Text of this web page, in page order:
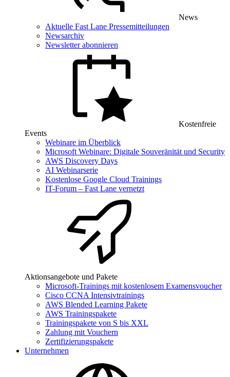
News
Aktuelle Fast Lane Pressemitteilungen
Newsarchiv
Newsletter abonnieren
Kostenfreie
Events
Webinare im Überblick
Microsoft Webinare: Digitale Souveränität und Security
AWS Discovery Days
AI Webinarserie
Kostenlose Google Cloud Trainings
IT-Forum – Fast Lane vernetzt
Aktionsangebote und Pakete
Microsoft-Trainings mit kostenlosem Examensvoucher
Cisco CCNA Intensivtrainings
AWS Blended Learning Pakete
AWS Trainingspakete
Trainingspakete von S bis XXL
Zahlung mit Vouchern
Zertifizierungspakete
Unternehmen